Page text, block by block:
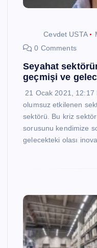
Cevdet USTA
0 Comments
Seyahat
geçmişi ve
21 Ocak 2021,
olumsuz etkilenen
sektörü. Bu kriz
sorusunu kendimize
gelecekteki olası